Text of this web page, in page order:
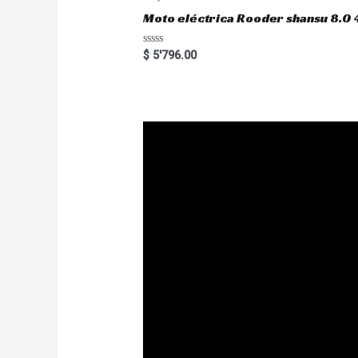
f
5
Moto eléctrica Rooder shansu
R
a
$5'796.00